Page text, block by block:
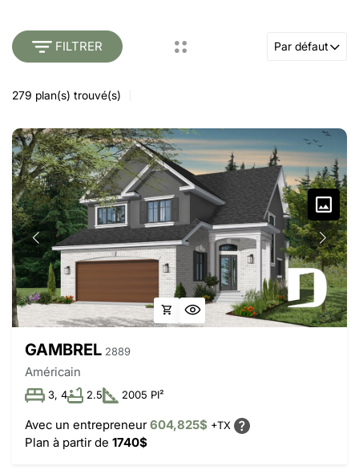
FILTRER Par défaut
279 plan(s) trouvé(s)
GAMBREL 2889
Américain
3, 4 2.5 2005 PI²
Avec un entrepreneur604,825$ +TX
Plan à partir de 1740$